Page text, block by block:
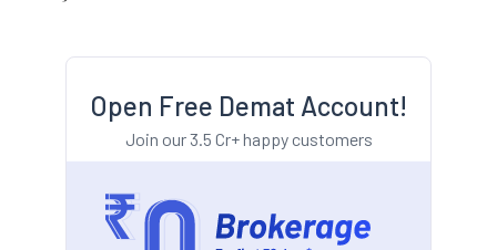
Open Free Demat Account!
Join our 3.5 Cr+ happy customers